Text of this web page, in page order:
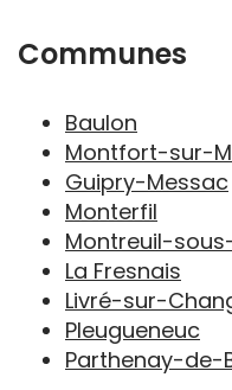
Communes
Baulon
Montfort-sur-
Guipry-Messac
Monterfil
Montreuil-
La Fresnais
Livré-sur-
Pleugueneuc
Parthenay-de-